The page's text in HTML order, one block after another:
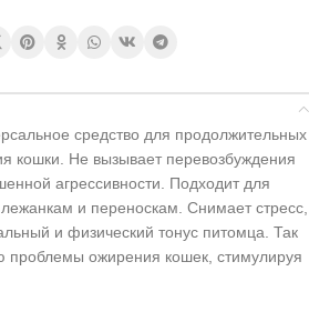
средство для продолжительных
кошки. Не вызывает перевозбуждения
агрессивности. Подходит для
лежанкам и переноскам. Снимает стресс,
и физический тонус питомца. Так
проблемы ожирения кошек, стимулируя